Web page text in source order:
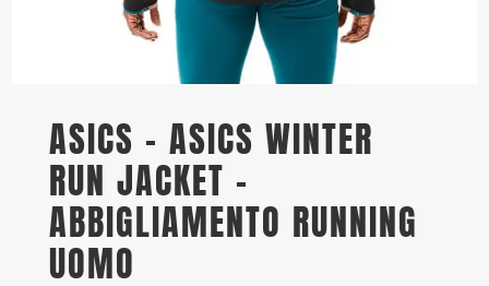
ASICS – ASICS WINTER
RUN JACKET –
ABBIGLIAMENTO RUNNING
UOMO